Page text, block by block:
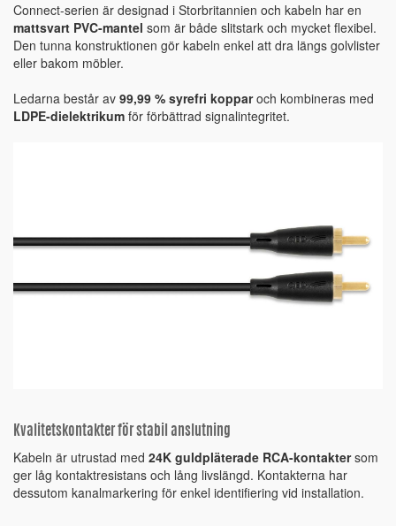
Connect-serien är designad i Storbritannien och kabeln har en
mattsvart PVC-mantel som är både slitstark och mycket flexibel.
Den tunna konstruktionen gör kabeln enkel att dra längs golvlister
eller bakom möbler.
Ledarna består av 99,99 % syrefri kopparoch kombineras med
LDPE-dielektrikum för förbättrad signalintegritet.
Kvalitetskontakter för stabil anslutning
Kabeln är utrustad med 24K guldpläterade RCA-kontaktersom
ger låg kontaktresistans och lång livslängd. Kontakterna har
dessutom kanalmarkering för enkel identifiering vid installation.